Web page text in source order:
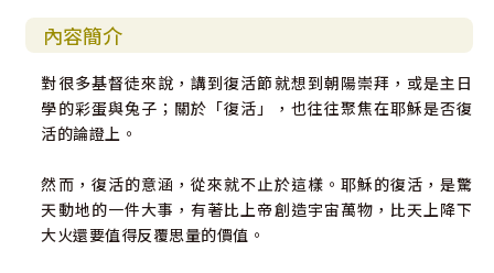
內容簡介
對很多基督徒來說，講到復活節就想到朝陽崇拜，或是主日
學的彩蛋與兔子；關於「復活」，也往往聚焦在耶穌是否復
活的論證上。
然而，復活的意涵，從來就不止於這樣。耶穌的復活，是驚
天動地的一件大事，有著比上帝創造宇宙萬物，比天上降下
大火還要值得反覆思量的價值。